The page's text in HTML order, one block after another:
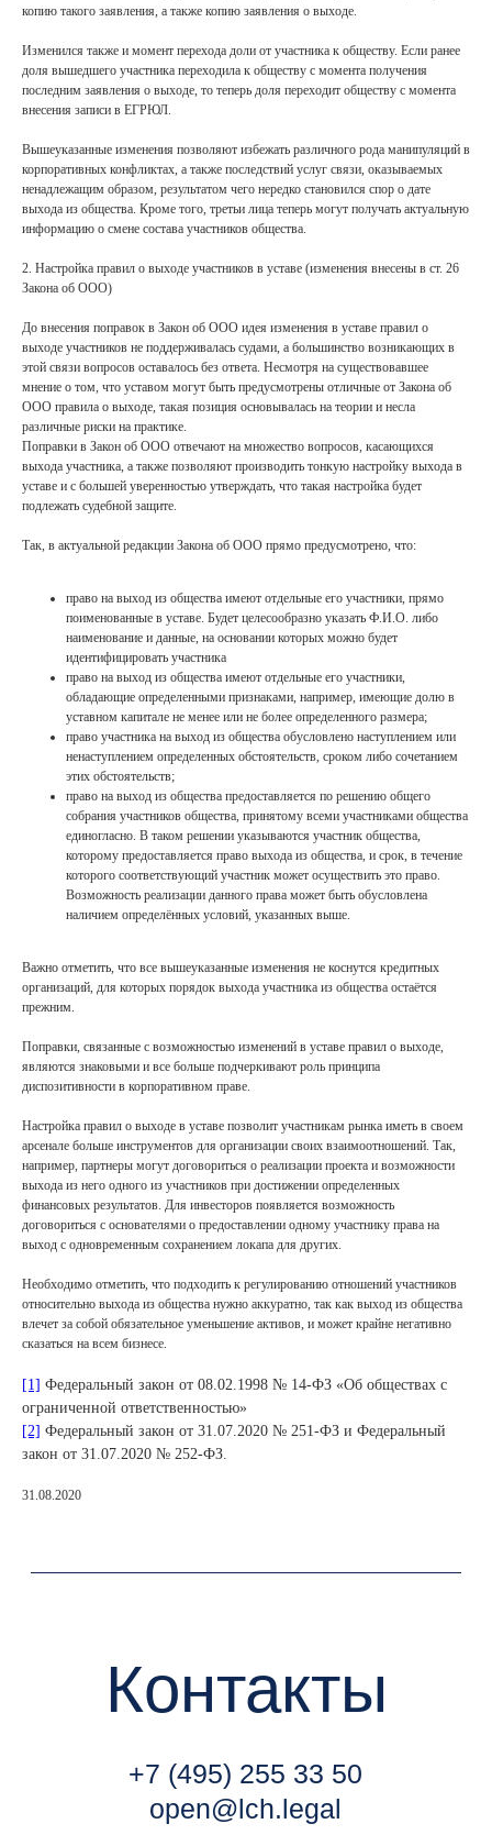
копию такого заявления, а также копию заявления о выходе.
Изменился также и момент перехода доли от участника к обществу. Если ранее
доля вышедшего участника переходила к обществу с момента получения
последним заявления о выходе, то теперь доля переходит обществу с момента
внесения записи в ЕГРЮЛ.
Вышеуказанные изменения позволяют избежать различного рода манипуляций в
корпоративных конфликтах, а также последствий услуг связи, оказываемых
ненадлежащим образом, результатом чего нередко становился спор о дате
выхода из общества. Кроме того, третьи лица теперь могут получать актуальную
информацию о смене состава участников общества.
2. Настройка правил о выходе участников в уставе (изменения внесены в ст. 26
Закона об ООО)
До внесения поправок в Закон об ООО идея изменения в уставе правил о
выходе участников не поддерживалась судами, а большинство возникающих в
этой связи вопросов оставалось без ответа. Несмотря на существовавшее
мнение о том, что уставом могут быть предусмотрены отличные от Закона об
ООО правила о выходе, такая позиция основывалась на теории и несла
различные риски на практике.
Поправки в Закон об ООО отвечают на множество вопросов, касающихся
выхода участника, а также позволяют производить тонкую настройку выхода в
уставе и с большей уверенностью утверждать, что такая настройка будет
подлежать судебной защите.
Так, в актуальной редакции Закона об ООО прямо предусмотрено, что:
право на выход из общества имеют отдельные его участники, прямо
поименованные в уставе. Будет целесообразно указать Ф.И.О. либо
наименование и данные, на основании которых можно будет
идентифицировать участника
право на выход из общества имеют отдельные его участники,
обладающие определенными признаками, например, имеющие долю в
уставном капитале не менее или не более определенного размера;
право участника на выход из общества обусловлено наступлением или
ненаступлением определенных обстоятельств, сроком либо сочетанием
этих обстоятельств;
право на выход из общества предоставляется по решению общего
собрания участников общества, принятому всеми участниками общества
единогласно. В таком решении указываются участник общества,
которому предоставляется право выхода из общества, и срок, в течение
которого соответствующий участник может осуществить это право.
Возможность реализации данного права может быть обусловлена
наличием определённых условий, указанных выше.
Важно отметить, что все вышеуказанные изменения не коснутся кредитных
организаций, для которых порядок выхода участника из общества остаётся
прежним.
Поправки, связанные с возможностью изменений в уставе правил о выходе,
являются знаковыми и все больше подчеркивают роль принципа
диспозитивности в корпоративном праве.
Настройка правил о выходе в уставе позволит участникам рынка иметь в своем
арсенале больше инструментов для организации своих взаимоотношений. Так,
например, партнеры могут договориться о реализации проекта и возможности
выхода из него одного из участников при достижении определенных
финансовых результатов. Для инвесторов появляется возможность
договориться с основателями о предоставлении одному участнику права на
выход с одновременным сохранением локапа для других.
Необходимо отметить, что подходить к регулированию отношений участников
относительно выхода из общества нужно аккуратно, так как выход из общества
влечет за собой обязательное уменьшение активов, и может крайне негативно
сказаться на всем бизнесе.
[1] Федеральный закон от 08.02.1998 № 14-ФЗ «Об обществах с
ограниченной ответственностью»
[2] Федеральный закон от 31.07.2020 № 251-ФЗ и Федеральный
закон от 31.07.2020 № 252-ФЗ.
31.08.2020
Контакты
open@lch.legal
Связаться с нами
Мы всегда готовы к общению смедиа.
Контакт пресс-службы:
marketing@lch.legal
Услуги